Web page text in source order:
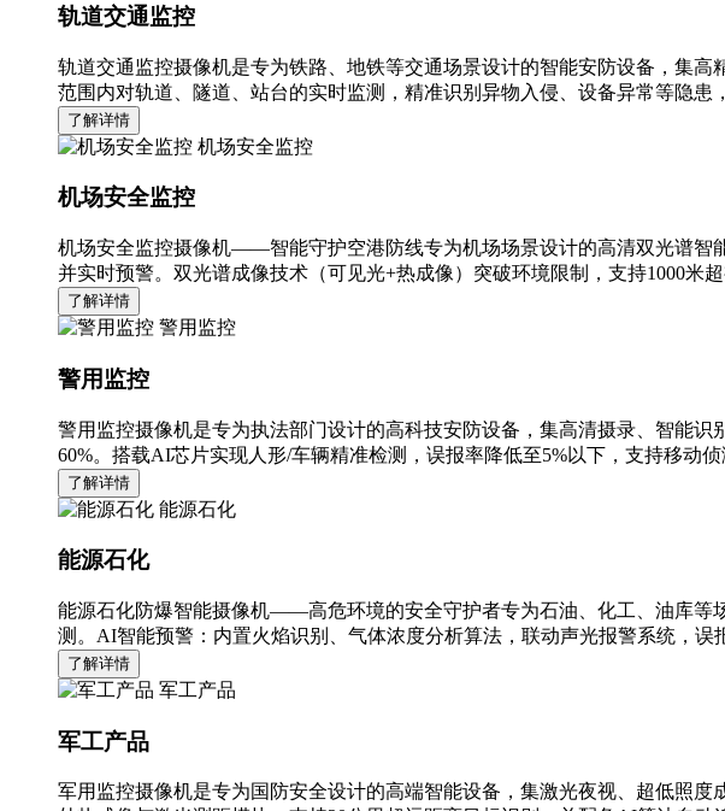
轨道交通监控
轨道交通监控摄像机是专为铁路、地铁等交通场景设计的智能安防设备，集
范围内对轨道、隧道、站台的实时监测，精准识别异物入侵、设备异常等隐
了解详情
机场安全监控
机场安全监控
机场安全监控摄像机——智能守护空港防线专为机场场景设计的高清双光谱智
并实时预警。双光谱成像技术（可见光+热成像）突破环境限制，支持1000米
了解详情
警用监控
警用监控
警用监控摄像机是专为执法部门设计的高科技安防设备，集高清摄录、智能
60%。搭载AI芯片实现人形/车辆精准检测，误报率降低至5%以下，支持移动
了解详情
能源石化
能源石化
能源石化防爆智能摄像机——高危环境的安全守护者专为石油、化工、油库等
测。AI智能预警：内置火焰识别、气体浓度分析算法，联动声光报警系统，
了解详情
军工产品
军工产品
军用监控摄像机是专为国防安全设计的高端智能设备，集激光夜视、超低照